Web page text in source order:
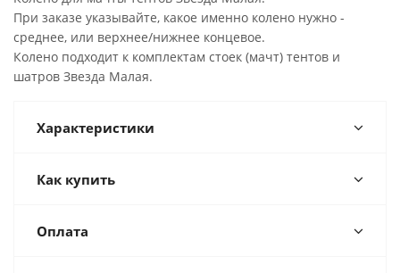
При заказе указывайте, какое именно колено нужно -
среднее, или верхнее/нижнее концевое.
Колено подходит к комплектам стоек (мачт) тентов и
шатров Звезда Малая.
Характеристики
Как купить
Оплата